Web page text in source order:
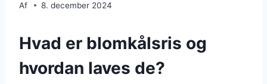
Af 8. december 2024
Hvad er blomkålsris og
hvordan laves de?